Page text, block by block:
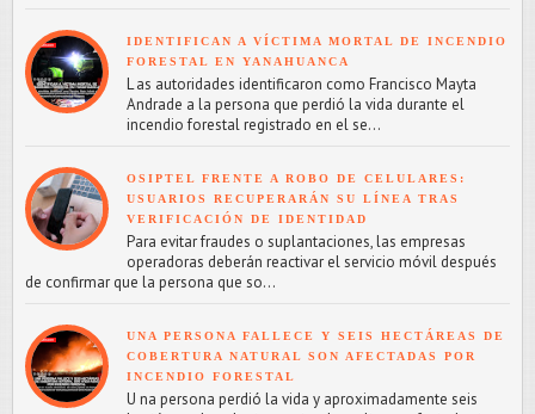
IDENTIFICAN A VÍCTIMA MORTAL DE INCENDIO
FORESTAL EN YANAHUANCA
L as autoridades identificaron como Francisco Mayta
Andrade a la persona que perdió la vida durante el
incendio forestal registrado en el se...
OSIPTEL FRENTE A ROBO DE CELULARES:
USUARIOS RECUPERARÁN SU LÍNEA TRAS
VERIFICACIÓN DE IDENTIDAD
Para evitar fraudes o suplantaciones, las empresas
operadoras deberán reactivar el servicio móvil después
de confirmar que la persona que so...
UNA PERSONA FALLECE Y SEIS HECTÁREAS DE
COBERTURA NATURAL SON AFECTADAS POR
INCENDIO FORESTAL
U na persona perdió la vida y aproximadamente seis